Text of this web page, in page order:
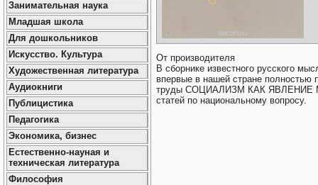
Занимательная наука
Младшая школа
Для дошкольников
Искусство. Культура
Художественная литература
Аудиокниги
Публицистика
Педагогика
Экономика, бизнес
Естественно-науная и
техническая литература
Философия
От производителя
В сборнике известного русского
впервые в нашей стране полностью
труды СОЦИАЛИЗМ КАК ЯВЛЕНИЕ
статей по национальному вопросу.